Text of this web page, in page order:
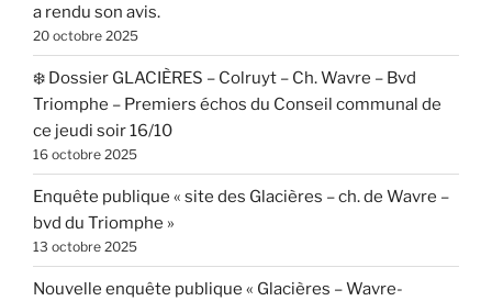
a rendu son avis.
20 octobre 2025
❄️ Dossier GLACIÈRES – Colruyt – Ch. Wavre – Bvd
Triomphe – Premiers échos du Conseil communal de
ce jeudi soir 16/10
16 octobre 2025
Enquête publique « site des Glacières – ch. de Wavre –
bvd du Triomphe »
13 octobre 2025
Nouvelle enquête publique « Glacières – Wavre-